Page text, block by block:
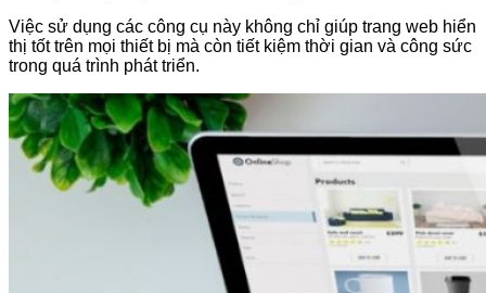
Việc sử dụng các công cụ này không chỉ giúp trang web hiển
thị tốt trên mọi thiết bị mà còn tiết kiệm thời gian và công sức
trong quá trình phát triển.